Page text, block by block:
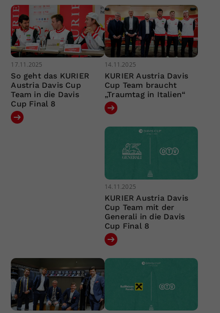
17.11.2025
So geht das KURIER
Austria Davis Cup
Team in die Davis
Cup Final 8
14.11.2025
KURIER Austria Davis
Cup Team braucht
„Traumtag in Italien“
14.11.2025
KURIER Austria Davis
Cup Team mit der
Generali in die Davis
Cup Final 8